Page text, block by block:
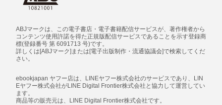
ABJマークは、この電子書店・電子書籍配信サービスが、著作権者から
コンテンツ使用許諾を得た正規版配信サービスであることを示す登録商
標(登録番号 第 6091713 号)です。
詳しくは[ABJマーク]または[電子出版制作・流通協議会]で検索してくだ
さい。
ebookjapan ヤフー店は、LINEヤフー株式会社のサービスであり、LIN
Eヤフー株式会社がLINE Digital Frontier株式会社と協力して運営してい
ます。
商品等の販売元は、LINE Digital Frontier株式会社です。